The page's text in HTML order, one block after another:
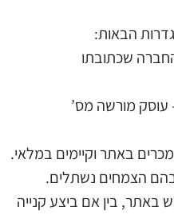
הבאות:
שכתובתו
מורשה מס’
בין אם ביצע קנייה